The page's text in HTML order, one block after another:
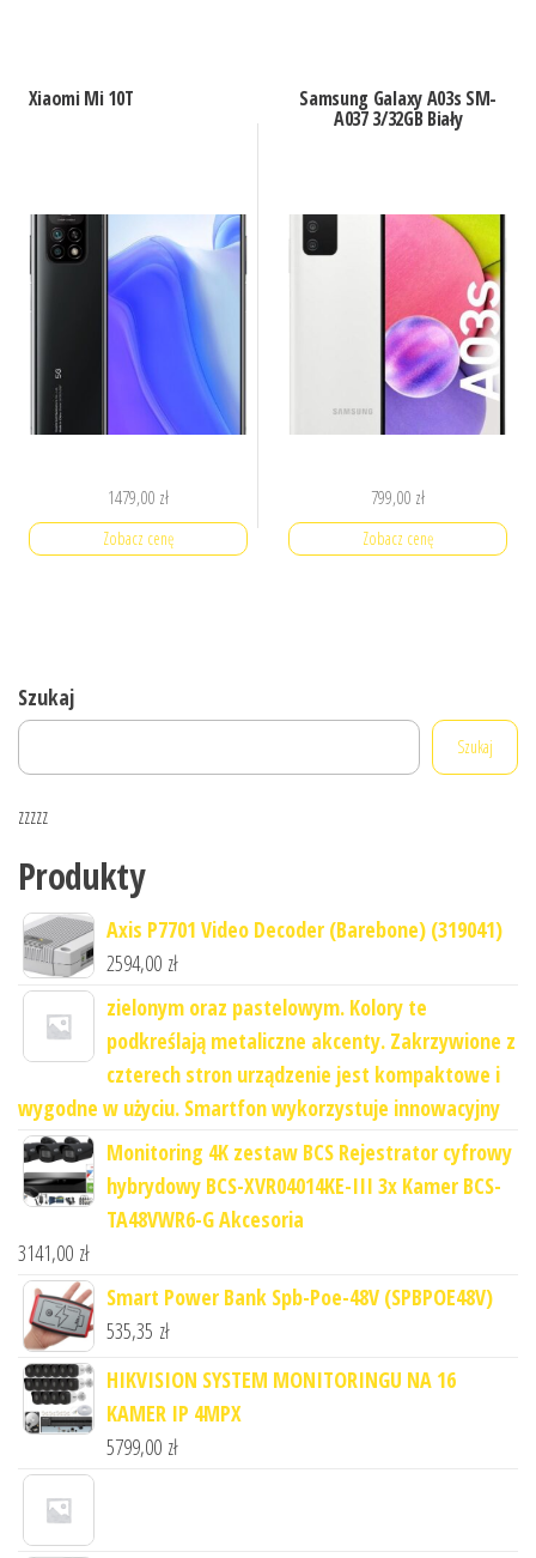
Xiaomi Mi 10T
1479,00 zł
Zobacz cenę
Samsung Galaxy A03s SM-
A037 3/32GB Biały
799,00 zł
Zobacz cenę
Szukaj
Szukaj
zzzzz
Produkty
Axis P7701 Video Decoder (Barebone) (319041)
2594,00 zł
zielonym oraz pastelowym. Kolory te
podkreślają metaliczne akcenty. Zakrzywione z
czterech stron urządzenie jest kompaktowe i
wygodne w użyciu. Smartfon wykorzystuje innowacyjny
Monitoring 4K zestaw BCS Rejestrator cyfrowy
hybrydowy BCS-XVR04014KE-III 3x Kamer BCS-
TA48VWR6-G Akcesoria
3141,00 zł
Smart Power Bank Spb-Poe-48V (SPBPOE48V)
535,35 zł
HIKVISION SYSTEM MONITORINGU NA 16
KAMER IP 4MPX
5799,00 zł